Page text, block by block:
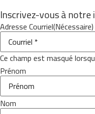
Inscrivez-vous à
Adresse Courriel(Nécessaire)
Ce champ est masqué
Prénom
Nom